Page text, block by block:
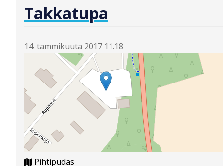
Takkatupa
14. tammikuuta 2017 11.18
Pihtipudas